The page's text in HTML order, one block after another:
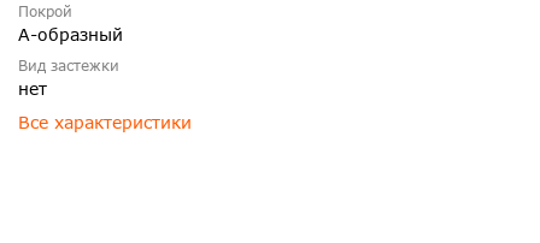
Покрой
А-образный
Вид застежки
нет
Все характеристики